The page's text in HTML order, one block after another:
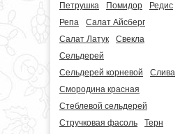
Петрушка
Помидор
Редис
Репа
Салат Айсберг
Салат Латук
Свекла
Сельдерей
Сельдерей корневой
Слива
Смородина красная
Стеблевой сельдерей
Стручковая фасоль
Терн